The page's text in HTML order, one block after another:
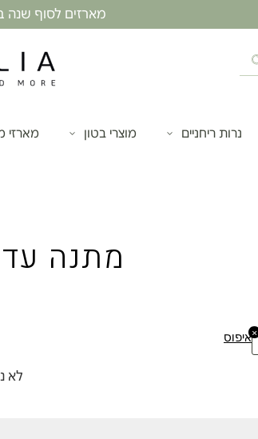
מארזים לסוף שנה
נרות ריחניים מוצרי בטון מארזי
מתנה עד 200 שקלים
×איפוס
לא